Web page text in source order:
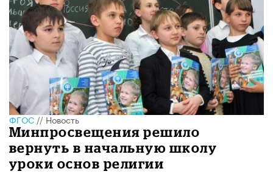
ФГОС//Новость
Минпросвещения решило
вернуть в начальную школу
уроки основ религии